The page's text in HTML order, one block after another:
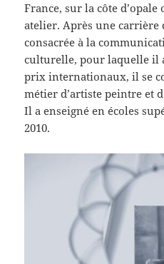
France, sur la côte
atelier. Après une carrière
consacrée à la
culturelle, pour laquelle il
prix internationaux, il se
métier d’artiste peintre et
Il a enseigné en écoles
2010.